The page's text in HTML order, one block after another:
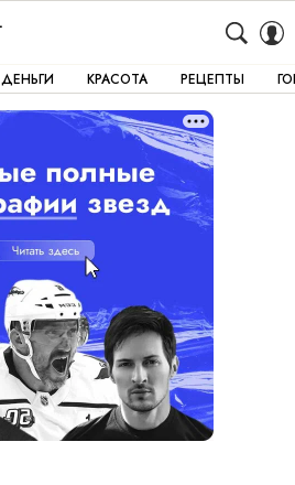
ДЕНЬГИ КРАСОТА РЕЦЕПТЫ